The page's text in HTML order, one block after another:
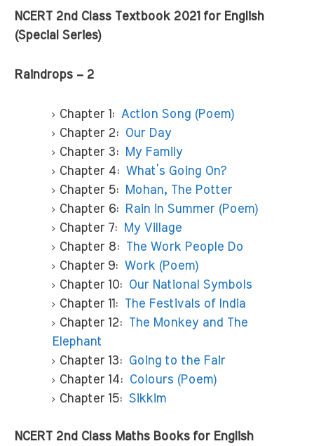
NCERT 2nd Class Textbook 2021 for English
(Special Series)
Raindrops – 2
Chapter 1:
Action Song (Poem)
Chapter 2:
Our Day
Chapter 3:
My Family
Chapter 4: What’s Going On?
Chapter 5:
Mohan, The Potter
Chapter 6:
Rain in Summer (Poem)
Chapter 7:
My Village
Chapter 8:
The Work People Do
Chapter 9: Work (Poem)
Chapter 10: Our National Symbols
Chapter 11:
The Festivals of India
Chapter 12: The Monkey and The
Elephant
Chapter 13: Going to the Fair
Chapter 14:
Colours (Poem)
Chapter 15: Sikkim
NCERT 2nd Class Maths Books for English